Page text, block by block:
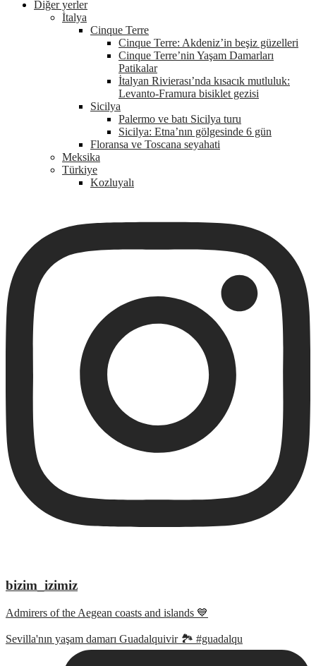
Diğer yerler
İtalya
Cinque Terre
Cinque Terre: Akdeniz’in beşiz güzelleri
Cinque Terre’nin Yaşam Damarları
Patikalar
İtalyan Rivierası’nda kısacık mutluluk:
Levanto-Framura bisiklet gezisi
Sicilya
Palermo ve batı Sicilya turu
Sicilya: Etna’nın gölgesinde 6 gün
Floransa ve Toscana seyahati
Meksika
Türkiye
Kozluyalı
bizim_izimiz
Admirers of the Aegean coasts and islands 💙
Sevilla'nın yaşam damarı Guadalquivir 🏞 #guadalqu